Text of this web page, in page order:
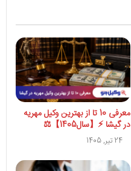
معرفی 10 تا از بهترین وکیل مهریه
در گیشا ⚡【سال1405】⚖
24 تیر, 1405